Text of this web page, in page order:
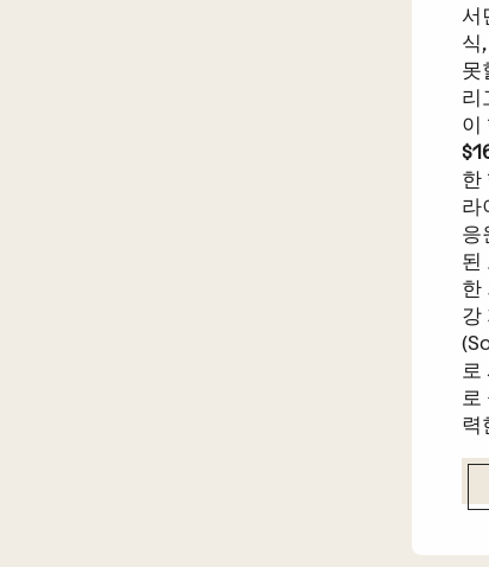
서
식
못
리
이
한
라
응
된
한
강
로
력